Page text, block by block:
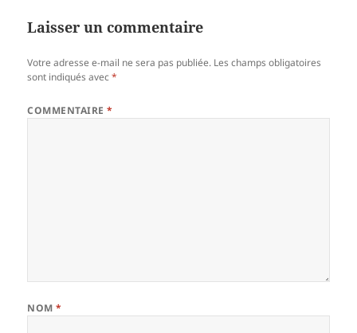
Laisser un commentaire
Votre adresse e-mail ne sera pas publiée. Les champs obligatoires
sont indiqués avec*
COMMENTAIRE*
NOM*